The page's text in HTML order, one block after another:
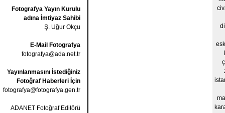
Fotografya Yayın Kurulu
adına İmtiyaz Sahibi
Ş. Uğur Okçu
E-Mail Fotografya
fotografya@ada.net.tr
Yayınlanmasını İstediğiniz
Fotoğraf Haberleri İçin
fotografya@fotografya.gen.tr
ADANET Fotoğraf Editörü